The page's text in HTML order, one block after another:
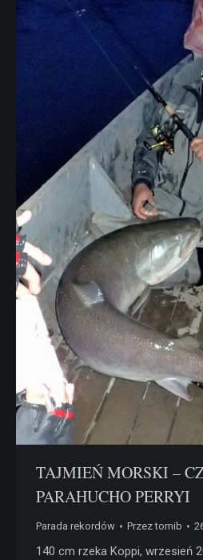
TAJMIEŃ MORSKI –
PARAHUCHO PERRYI
Parada rekordów Przeztomib
140 cm rzeka Koppi, wrzesień